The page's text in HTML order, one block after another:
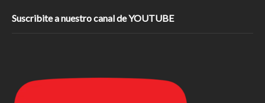
Suscribite a nuestro canal de YOUTUBE